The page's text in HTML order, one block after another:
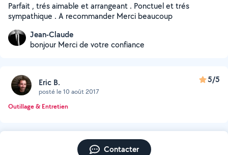
Parfait , trés aimable et arrangeant . Ponctuel et trés
sympathique . A recommander Merci beaucoup
Jean-Claude
bonjour Merci de votre confiance
Eric B.
posté le 10 août 2017
5/5
Outillage & Entretien
Contacter